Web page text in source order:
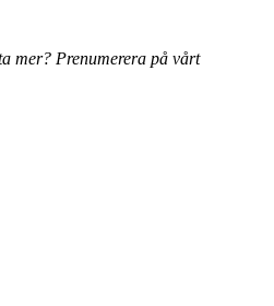
mer? Prenumerera på vårt